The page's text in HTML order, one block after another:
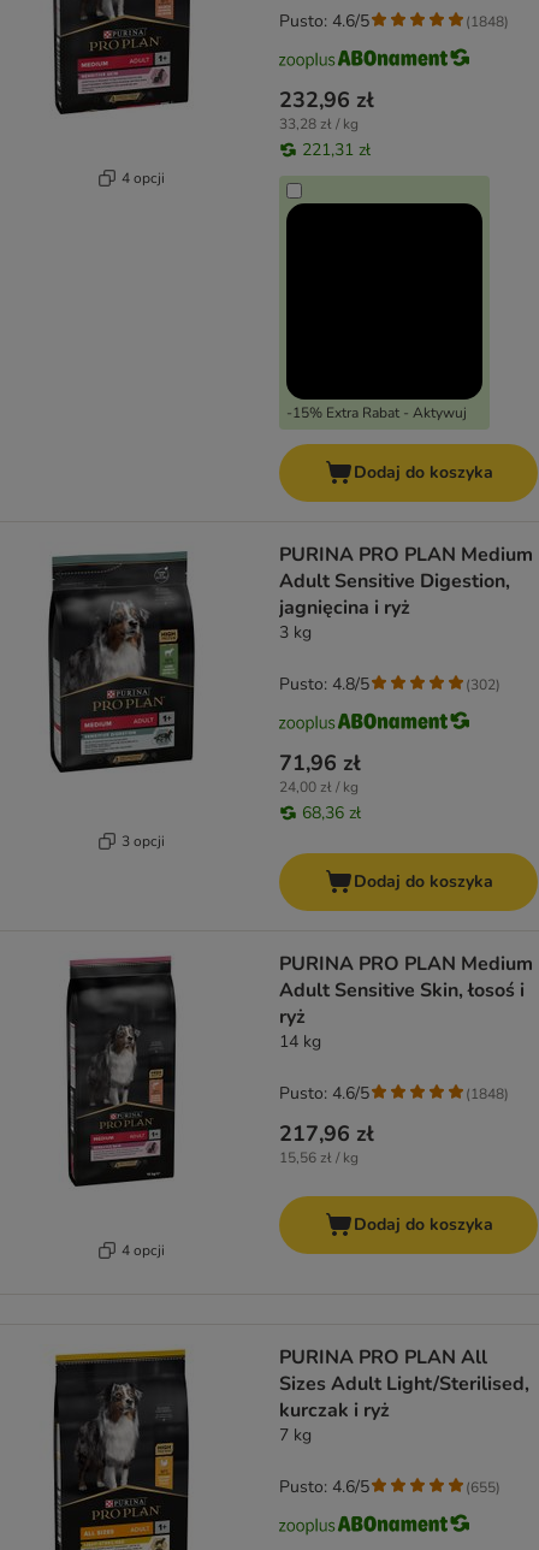
4 opcji
232,96 zł
33,28 zł / kg
221,31 zł
-15% Extra Rabat - Aktywuj
Pusto: 4.6/5 (1848)
Dodaj do koszyka
3 opcji
PURINA PRO PLAN Medium
Adult Sensitive Digestion,
jagnięcina i ryż
3 kg
71,96 zł
24,00 zł / kg
68,36 zł
Pusto: 4.8/5 (302)
Dodaj do koszyka
4 opcji
PURINA PRO PLAN Medium
Adult Sensitive Skin, łosoś i
ryż
14 kg
217,96 zł
15,56 zł / kg
Pusto: 4.6/5 (1848)
Dodaj do koszyka
PURINA PRO PLAN All
Sizes Adult Light/Sterilised,
kurczak i ryż
7 kg
Pusto: 4.6/5 (655)